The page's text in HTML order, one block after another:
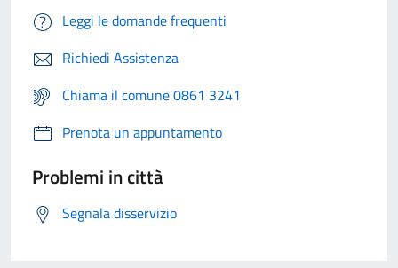
Leggi le domande frequenti
Richiedi Assistenza
Chiama il comune 0861 3241
Prenota un appuntamento
Problemi in città
Segnala disservizio